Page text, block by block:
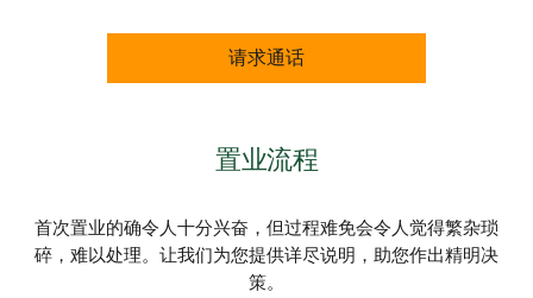
请求通话
置业流程
首次置业的确令人十分兴奋，但过程难免会令人觉得繁杂琐
碎，难以处理。让我们为您提供详尽说明，助您作出精明决
策。